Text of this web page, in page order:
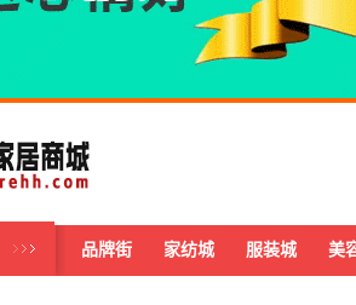
品牌街 家纺城 服装城 美